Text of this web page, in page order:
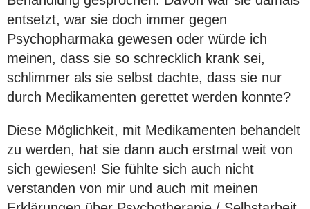
entsetzt, war sie doch immer gegen
Psychopharmaka gewesen oder würde ich
meinen, dass sie so schrecklich krank sei,
schlimmer als sie selbst dachte, dass sie nur
durch Medikamenten gerettet werden konnte?
Diese Möglichkeit, mit Medikamenten behandelt
zu werden, hat sie dann auch erstmal weit von
sich gewiesen! Sie fühlte sich auch nicht
verstanden von mir und auch mit meinen